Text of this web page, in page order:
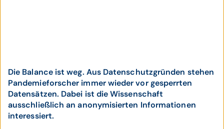
Die Balance ist weg. Aus Datenschutzgründen stehen
Pandemieforscher immer wieder vor gesperrten
Datensätzen. Dabei ist die Wissenschaft
ausschließlich an anonymisierten Informationen
interessiert.